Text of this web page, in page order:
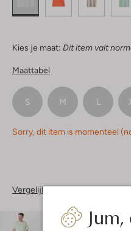
Kies je maat: Dit item valt
Maattabel
S M L
Sorry, dit item is momenteel
Vergelijkbare items
Maatadvies